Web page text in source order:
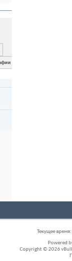
Текущее время:
Powered
Copyright © 2026